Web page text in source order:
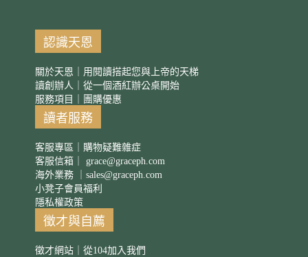
認識天恩
關於天恩｜用閱讀搭起您與上帝的天梯
讀創辦人｜從一個酒紅辦公桌開始
服務項目｜團購優惠
讀者服務
客服專區｜購物疑難雜症
客服信箱｜ grace@graceph.com
海外業務 ｜ sales@graceph.com
小凳子會員福利
隱私權政策
徵才與自薦
徵才網站｜從104加入我們